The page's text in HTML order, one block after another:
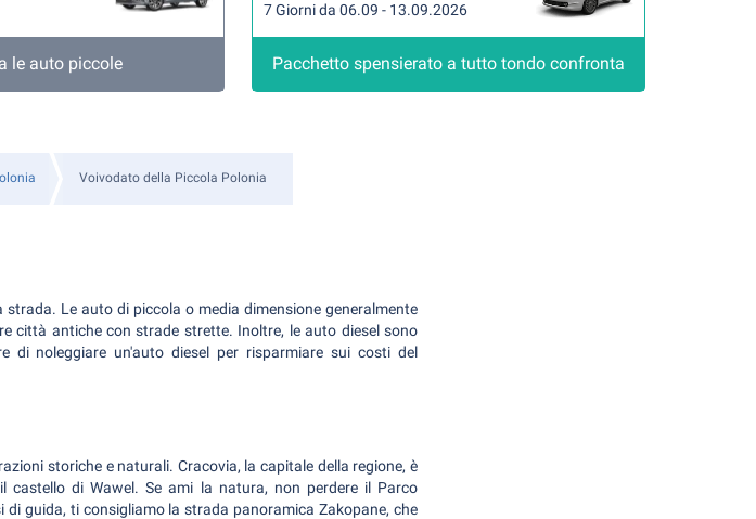
le auto piccole
7 Giorni da 06.09 - 13.09.2026
Pacchetto spensierato a tutto tondo confronta
Voivodato della Piccola Polonia
Le auto di piccola o media dimensione generalmente
città antiche con strade strette. Inoltre, le auto diesel sono
di noleggiare un'auto diesel per risparmiare sui costi del
storiche e naturali. Cracovia, la capitale della regione, è
di Wawel. Se ami la natura, non perdere il Parco
guida, ti consigliamo la strada panoramica Zakopane, che